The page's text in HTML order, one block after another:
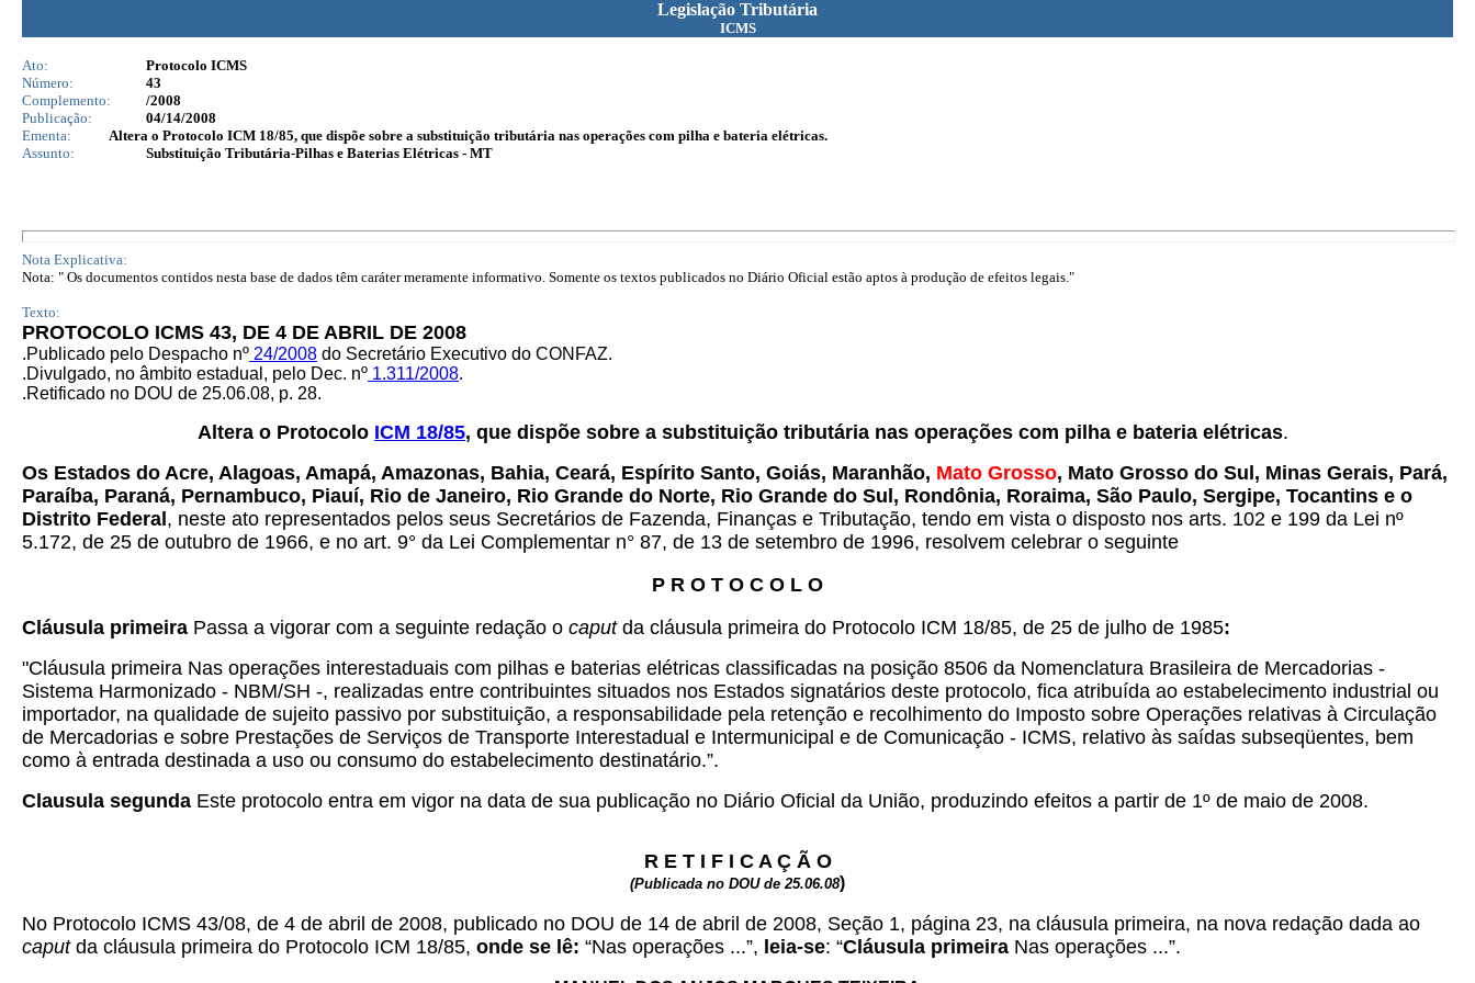
Legislação Tributária
ICMS
Ato:
Protocolo ICMS
Número:
43
Complemento:
/2008
Publicação:
04/14/2008
Ementa:
Altera o Protocolo ICM 18/85, que dispõe sobre a substituição tributária nas operações com pilha e bateria elétricas.
Assunto:
Substituição Tributária-Pilhas e Baterias Elétricas - MT
Nota Explicativa:
Nota: " Os documentos contidos nesta base de dados têm caráter meramente informativo. Somente os textos publicados no Diário Oficial estão aptos à produção de efeitos legais."
Texto:
PROTOCOLO ICMS 43, DE 4 DE ABRIL DE 2008
.Publicado pelo Despacho nº 24/2008 do Secretário Executivo do CONFAZ.
.Divulgado, no âmbito estadual, pelo Dec. nº 1.311/2008.
.Retificado no DOU de 25.06.08, p. 28.
Altera o Protocolo ICM 18/85, que dispõe sobre a substituição tributária nas operações com pilha e bateria elétricas.
Os Estados do Acre, Alagoas, Amapá, Amazonas, Bahia, Ceará, Espírito Santo, Goiás, Maranhão, Mato Grosso, Mato Grosso do Sul, Minas Gerais, Pará,
Paraíba, Paraná, Pernambuco, Piauí, Rio de Janeiro, Rio Grande do Norte, Rio Grande do Sul, Rondônia, Roraima, São Paulo, Sergipe, Tocantins e o
Distrito Federal , neste ato representados pelos seus Secretários de Fazenda, Finanças e Tributação, tendo em vista o disposto nos arts. 102 e 199 da Lei nº
5.172, de 25 de outubro de 1966, e no art. 9° da Lei Complementar n° 87, de 13 de setembro de 1996, resolvem celebrar o seguinte
P R O T O C O L O
Cláusula primeira Passa a vigorar com a seguinte redação o caputda cláusula primeira do Protocolo ICM 18/85, de 25 de julho de 1985:
"Cláusula primeira Nas operações interestaduais com pilhas e baterias elétricas classificadas na posição 8506 da Nomenclatura Brasileira de Mercadorias -
Sistema Harmonizado - NBM/SH -, realizadas entre contribuintes situados nos Estados signatários deste protocolo, fica atribuída ao estabelecimento industrial ou
importador, na qualidade de sujeito passivo por substituição, a responsabilidade pela retenção e recolhimento do Imposto sobre Operações relativas à Circulação
de Mercadorias e sobre Prestações de Serviços de Transporte Interestadual e Intermunicipal e de Comunicação - ICMS, relativo às saídas subseqüentes, bem
como à entrada destinada a uso ou consumo do estabelecimento destinatário.”.
Clausula segunda Este protocolo entra em vigor na data de sua publicação no Diário Oficial da União, produzindo efeitos a partir de 1º de maio de 2008.
R E T I F I C A Ç Ã O
(Publicada no DOU de 25.06.08)
No Protocolo ICMS 43/08, de 4 de abril de 2008, publicado no DOU de 14 de abril de 2008, Seção 1, página 23, na cláusula primeira, na nova redação dada ao
caput da cláusula primeira do Protocolo ICM 18/85, onde se lê: “Nas operações ...”, leia-se: “Cláusula primeira Nas operações ...”.